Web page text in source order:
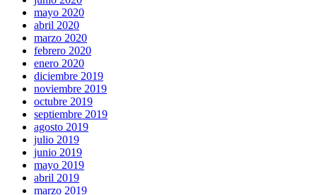
mayo 2020
abril 2020
marzo 2020
febrero 2020
enero 2020
diciembre 2019
noviembre 2019
octubre 2019
septiembre 2019
agosto 2019
julio 2019
junio 2019
mayo 2019
abril 2019
marzo 2019